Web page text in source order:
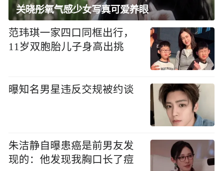
关晓彤氧气感少女写真可爱养眼
范玮琪一家四口同框出行，
11岁双胞胎儿子身高出挑
曝知名男星违反交规被约谈
朱洁静自曝患癌是前男友发
现的：他发现我胸口长了痘